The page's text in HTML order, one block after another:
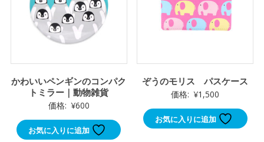
かわいいペンギンのコンパク
トミラー｜動物雑貨
価格: ¥600
お気に入りに追加
ぞうのモリス パスケース
価格: ¥1,500
お気に入りに追加